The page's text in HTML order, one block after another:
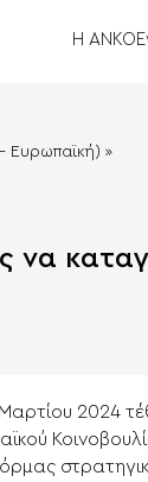
Η ΑΝΚΟ
Ευρωπαϊκή) »
να
2024